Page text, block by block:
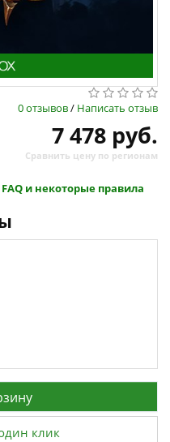
0 отзывов/ Написать отзыв
7 478 руб.
Сравнить цену по регионам
и некоторые правила
клик